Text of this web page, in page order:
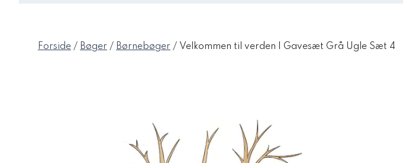
Forside / Bøger / Børnebøger / Velkommen til verden | Gavesæt Grå Ugle Sæt 4